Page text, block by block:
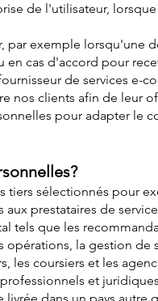
de l'utilisateur,
exemple lorsqu'une
cas d'accord pour
de services e-
nos clients afin de leur
pour adapter le
tiers sélectionnés pour
prestataires de
tels que les
la gestion de
les coursiers et les
et